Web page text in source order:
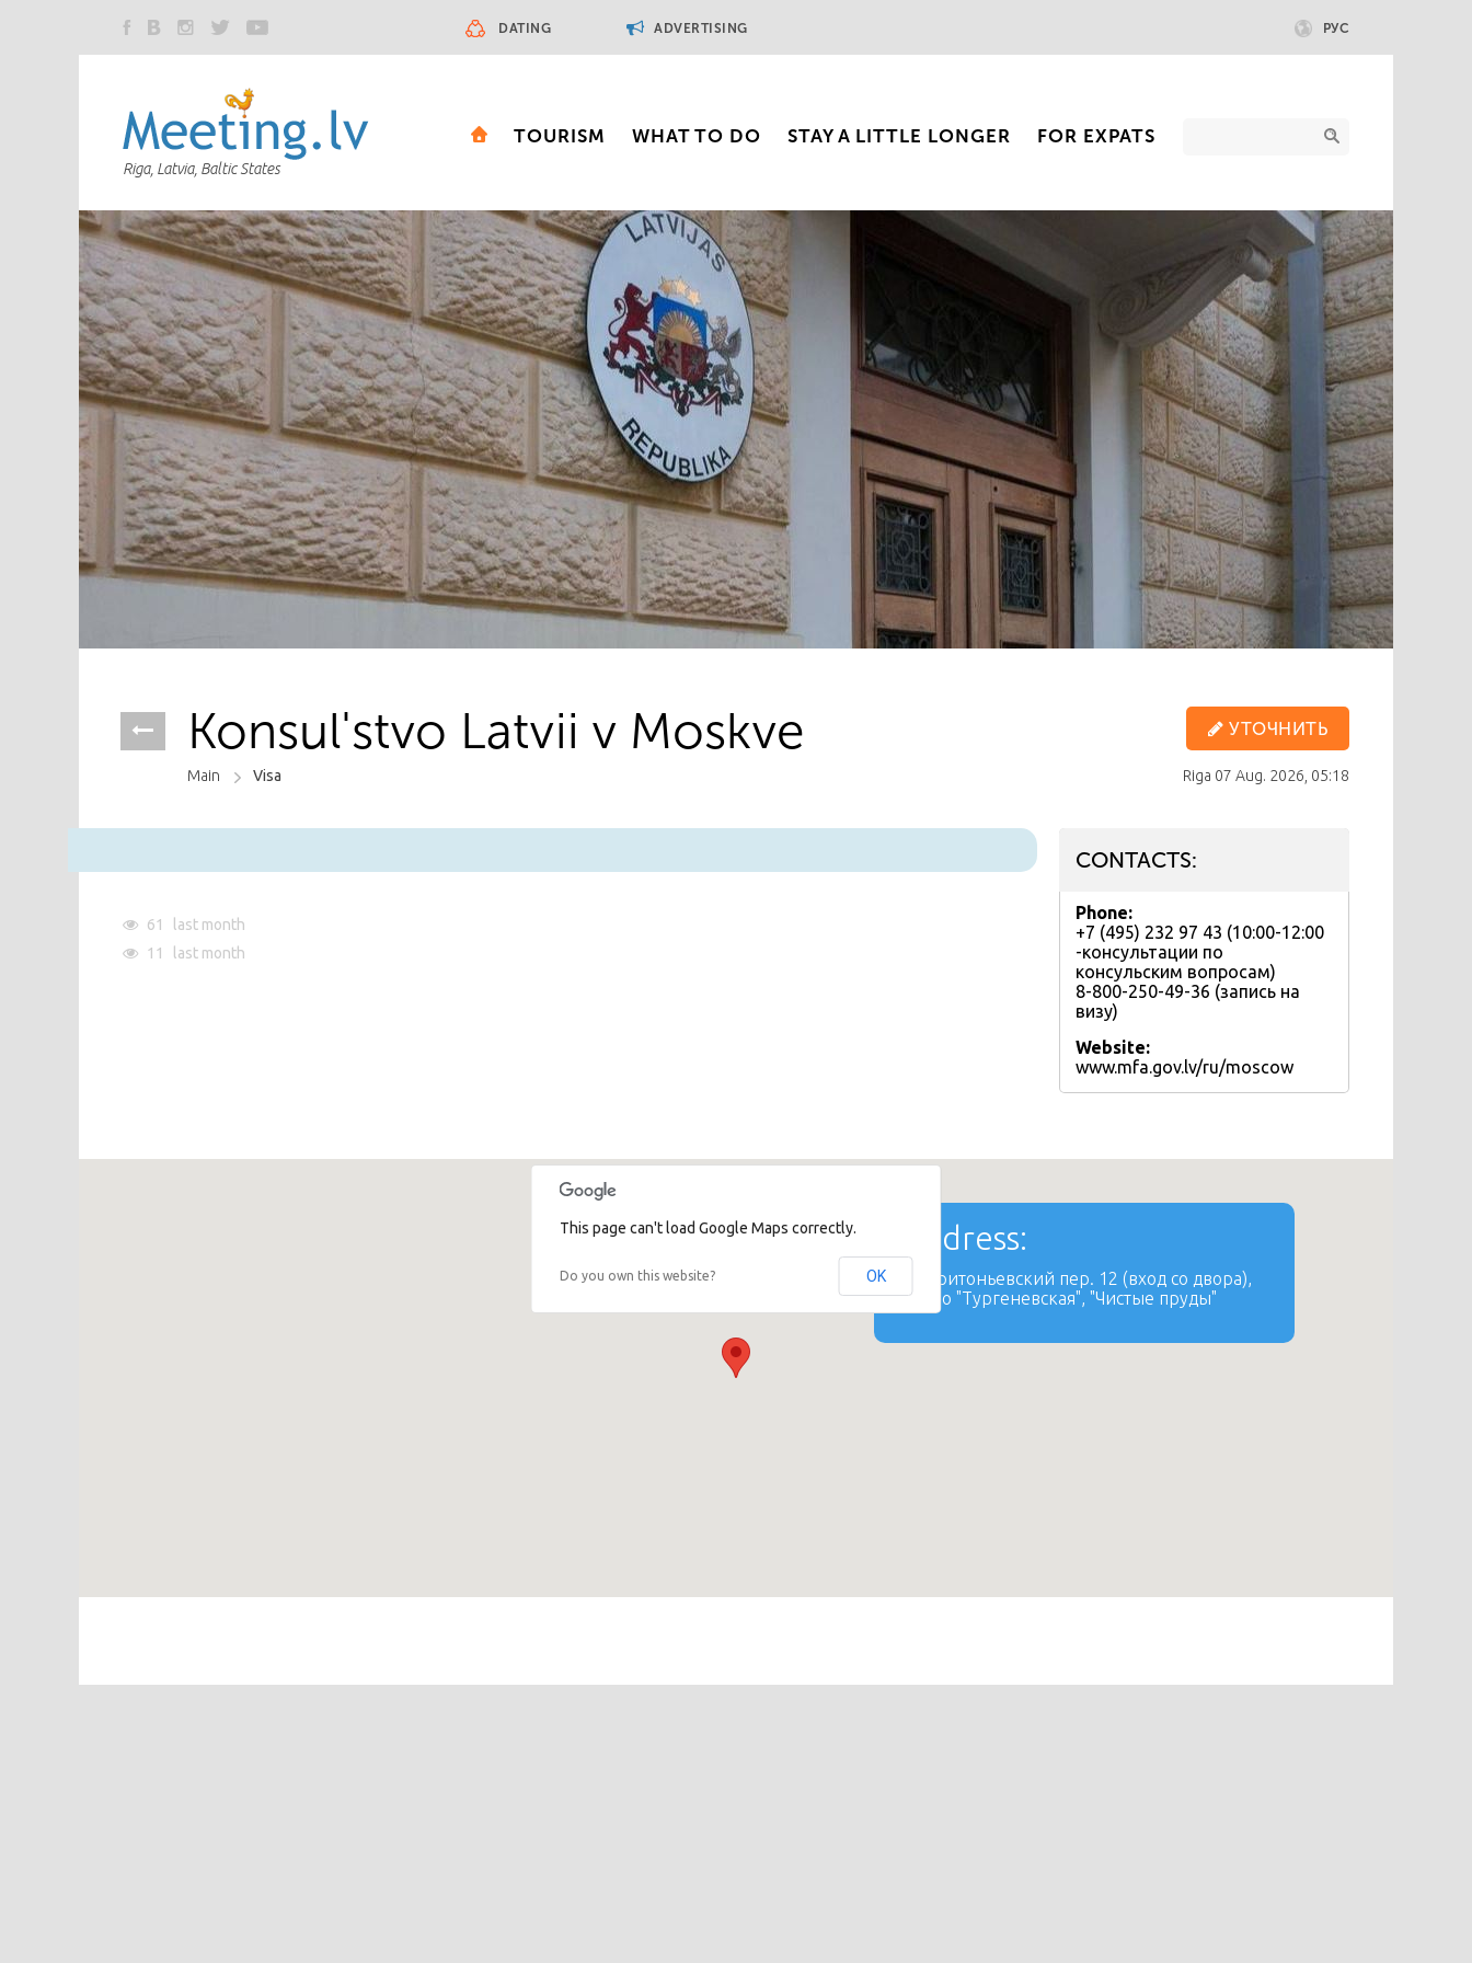
DATING ADVERTISING РУС
Riga, Latvia, Baltic States
TOURISM WHAT TO DO STAY A LITTLE LONGER FOR EXPATS
Konsul'stvo Latvii v Moskve
Main Visa
УТОЧНИТЬ
Riga 07 Aug. 2026, 05:18
61
last month
11
last month
CONTACTS:
Phone:
+7 (495) 232 97 43 (10:00-12:00
-консультации по
консульским вопросам)
8-800-250-49-36 (запись на
визу)
Website:
www.mfa.gov.lv/ru/moscow
This page can't load Google Maps correctly.
Do you own this website? OK
Address:
Б.Харитоньевский пер. 12 (вход со двора),
метро "Тургеневская", "Чистые пруды"